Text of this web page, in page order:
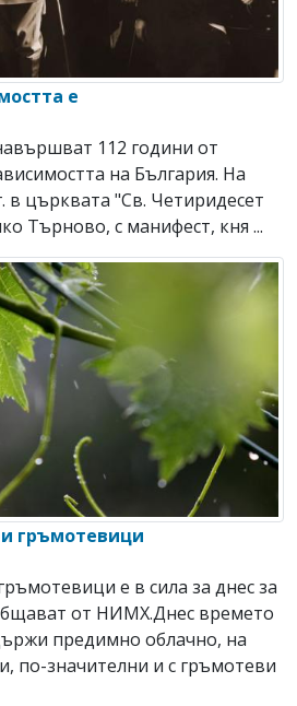
е
112 години от
на България. На
в църквата "Св. Четиридесет
Търново, с манифест, кня ...
гръмотевици
е в сила за днес за
от НИМХ.Днес времето
предимно облачно, на
по-значителни и с гръмотеви